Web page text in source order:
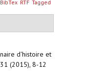
BibTex RTF Tagged
d'histoire et
(2015), 8-12